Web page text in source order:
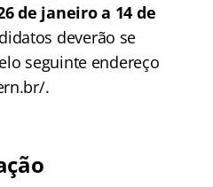
de janeiro a 14 de
deverão se
seguinte endereço
.